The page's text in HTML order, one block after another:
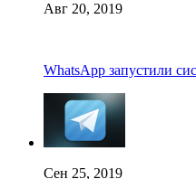
Авг 20, 2019
WhatsApp запустили
Сен 25, 2019